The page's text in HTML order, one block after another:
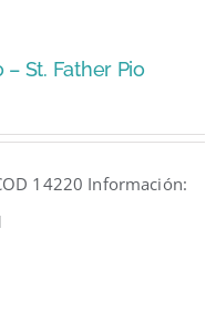
– St. Father Pio
14220 Información: